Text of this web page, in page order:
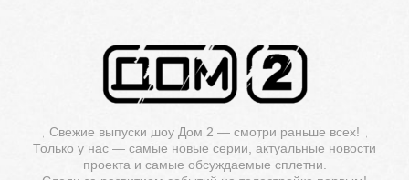
Свежие выпуски шоу Дом 2 — смотри раньше всех!
Только у нас — самые новые серии, актуальные новости
проекта и самые обсуждаемые сплетни.